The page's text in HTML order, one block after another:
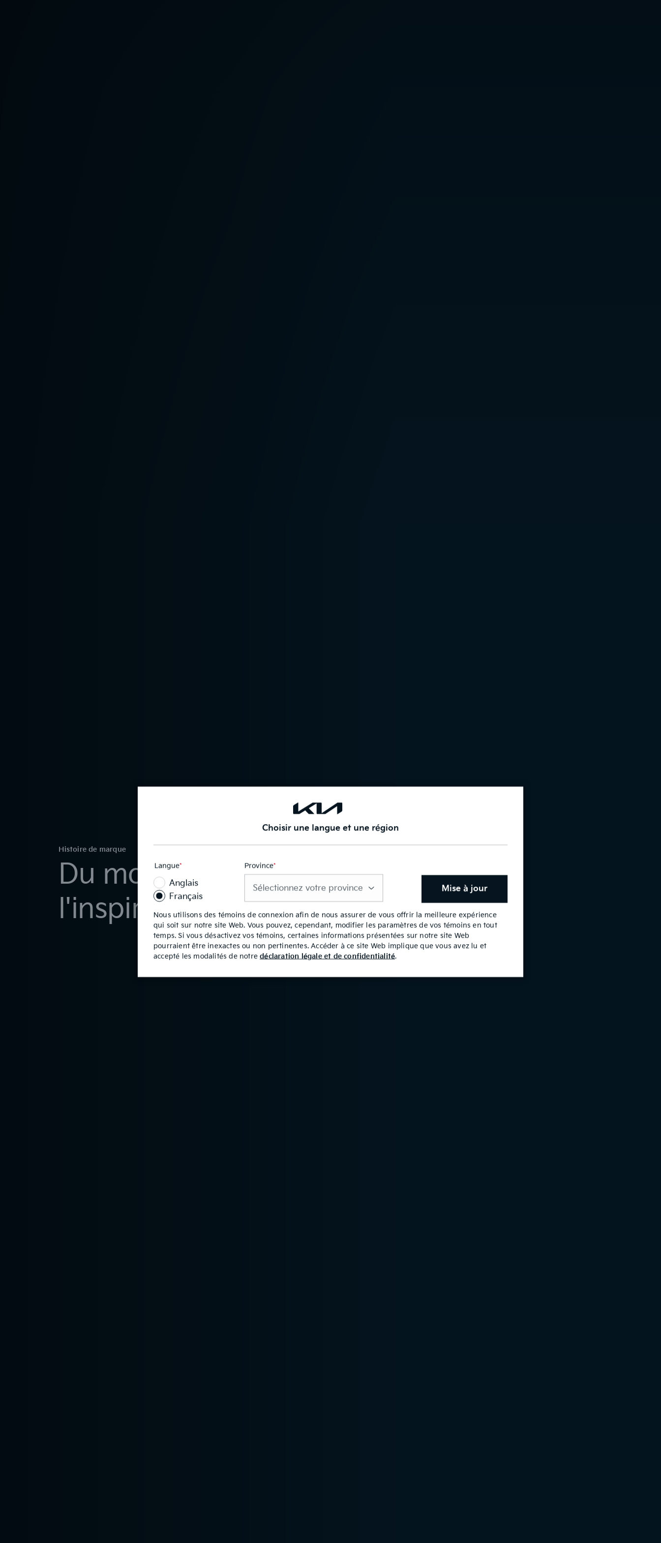
Histoire de marque
Du mouvement vient
l'inspiration
Choisir une langue et une région
Langue*
est
requis
Anglais
Français
Province*
champ
est
requis
Mise à jour
Nous utilisons des témoins de connexion afin de nous assurer de vous offrir la meilleure expérience
qui soit sur notre site Web. Vous pouvez, cependant, modifier les paramètres de vos témoins en tout
temps. Si vous désactivez vos témoins, certaines informations présentées sur notre site Web
pourraient être inexactes ou non pertinentes. Accéder à ce site Web implique que vous avez lu et
accepté les modalités de notredéclaration légale et de confidentialité.